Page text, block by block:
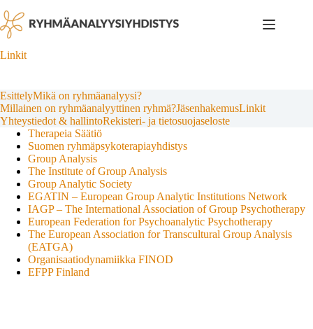
to
content
Linkit
EsittelyMikä on ryhmäanalyysi?
Millainen on ryhmäanalyyttinen ryhmä?JäsenhakemusLinkit
Yhteystiedot & hallintoRekisteri- ja tietosuojaseloste
Therapeia Säätiö
Suomen ryhmäpsykoterapiayhdistys
Group Analysis
The Institute of Group Analysis
Group Analytic Society
EGATIN – European Group Analytic Institutions Network
IAGP – The International Association of Group Psychotherapy
European Federation for Psychoanalytic Psychotherapy
The European Association for Transcultural Group Analysis
(EATGA)
Organisaatiodynamiikka FINOD
EFPP Finland